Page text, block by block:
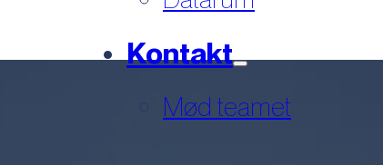
Kontakt
Mød teamet